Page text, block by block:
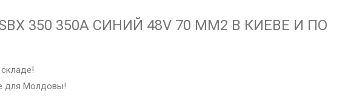
350 350А СИНИЙ 48V 70 ММ2 В КИЕВЕ И ПО
для Молдовы!